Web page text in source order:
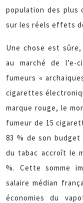
population des plus
sur les réels effets
Une chose est
au marché de
fumeurs «
cigarettes
marque rouge, le
fumeur de 15
83 % de son
du tabac accroît le
%. Cette somme
salaire médian
économies du